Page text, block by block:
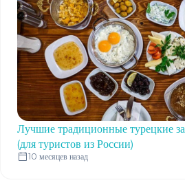
Лучшие традиционные турецкие
(для туристов из России)
10 месяцев назад